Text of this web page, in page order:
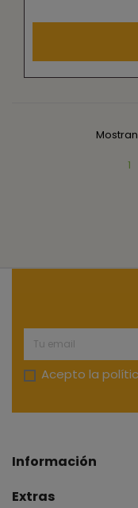
1
Acepto la
Información
Extras